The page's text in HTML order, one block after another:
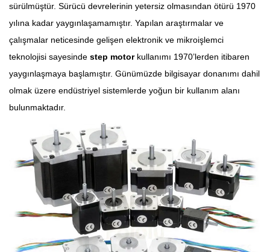
sürülmüştür. Sürücü devrelerinin yetersiz olmasından ötürü 1970
yılına kadar yaygınlaşamamıştır. Yapılan araştırmalar ve
çalışmalar neticesinde gelişen elektronik ve mikroişlemci
teknolojisi sayesinde step motorkullanımı 1970’lerden itibaren
yaygınlaşmaya başlamıştır. Günümüzde bilgisayar donanımı dahil
olmak üzere endüstriyel sistemlerde yoğun bir kullanım alanı
bulunmaktadır.